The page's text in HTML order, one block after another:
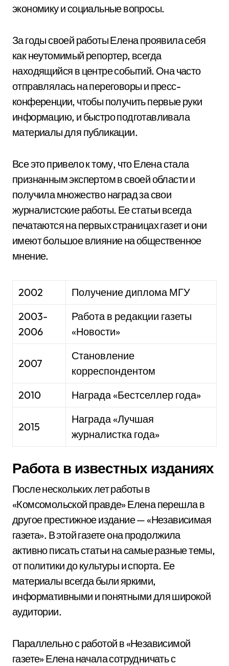
экономику и социальные вопросы.
За годы своей работы Елена проявила себя
как неутомимый репортер, всегда
находящийся в центре событий. Она часто
отправлялась на переговоры и пресс-
конференции, чтобы получить первые руки
информацию, и быстро подготавливала
материалы для публикации.
Все это привело к тому, что Елена стала
признанным экспертом в своей области и
получила множество наград за свои
журналистские работы. Ее статьи всегда
печатаются на первых страницах газет и они
имеют большое влияние на общественное
мнение.
2002
Получение диплома МГУ
2003-
2006
Работа в редакции газеты
«Новости»
2007
Становление
корреспондентом
2010
Награда «Бестселлер года»
2015
Награда «Лучшая
журналистка года»
Работа в известных изданиях
После нескольких лет работы в
«Комсомольской правде» Елена перешла в
другое престижное издание — «Независимая
газета». В этой газете она продолжила
активно писать статьи на самые разные темы,
от политики до культуры и спорта. Ее
материалы всегда были яркими,
информативными и понятными для широкой
аудитории.
Параллельно с работой в «Независимой
газете» Елена начала сотрудничать с